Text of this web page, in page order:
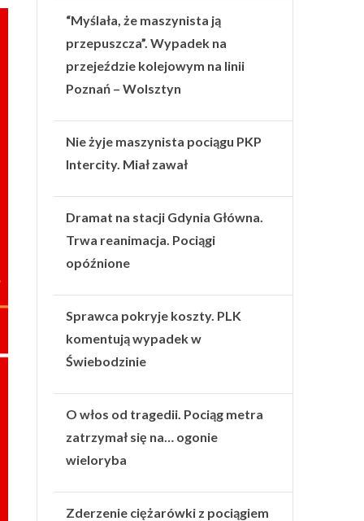
“Myślała, że maszynista ją
przepuszcza”. Wypadek na
przejeździe kolejowym na linii
Poznań – Wolsztyn
Nie żyje maszynista pociągu PKP
Intercity. Miał zawał
Dramat na stacji Gdynia Główna.
Trwa reanimacja. Pociągi
opóźnione
Sprawca pokryje koszty. PLK
komentują wypadek w
Świebodzinie
O włos od tragedii. Pociąg metra
zatrzymał się na… ogonie
wieloryba
Zderzenie ciężarówki z pociągiem